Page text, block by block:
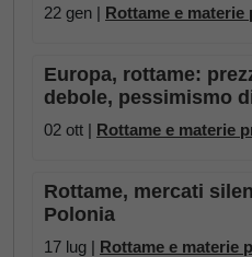
22 gen | Rottame e materie
Europa, rottame:
debole, pessimismo
02 ott | Rottame e materie
Rottame, mercati
Polonia
17 lug | Rottame e materie